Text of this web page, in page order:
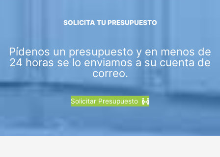
SOLICITA TU PRESUPUESTO
Pídenos un presupuesto y en menos de
24 horas se lo enviamos a su cuenta de
correo.
Solicitar Presupuesto